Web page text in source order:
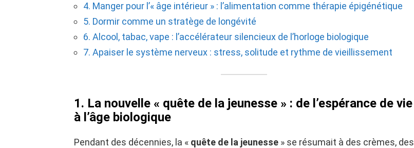
4. Manger pour l’« âge intérieur » : l’alimentation comme thérapie épigénétique
5. Dormir comme un stratège de longévité
6. Alcool, tabac, vape : l’accélérateur silencieux de l’horloge biologique
7. Apaiser le système nerveux : stress, solitude et rythme de vieillissement
1. La nouvelle « quête de la jeunesse » : de l’espérance de vie
à l’âge biologique
Pendant des décennies, la « quête de la jeunesse » se résumait à des crèmes, des